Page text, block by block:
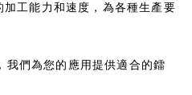
工能力和速度，為各種生產要
我們為您的應用提供適合的鐳